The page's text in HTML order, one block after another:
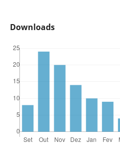
Downloads